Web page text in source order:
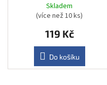
Skladem
(více než 10 ks)
119 Kč
Do košíku